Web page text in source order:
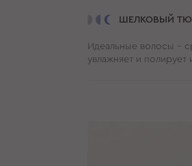
ШЕЛКОВЫЙ
Идеальные волосы –
увлажняет и полирует